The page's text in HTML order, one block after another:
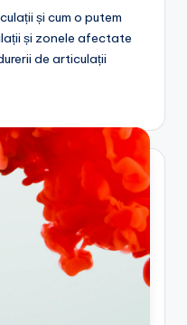
și cum o putem
și zonele afectate
de articulații